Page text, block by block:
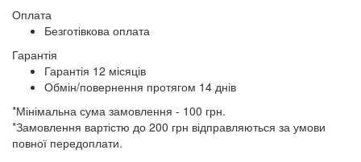
Оплата
Безготівкова оплата
Гарантія
Гарантія 12 місяців
Обмін/повернення протягом 14 днів
*Мінімальна сума замовлення - 100 грн.
*Замовлення вартістю до 200 грн відправляються за умови
повної передоплати.